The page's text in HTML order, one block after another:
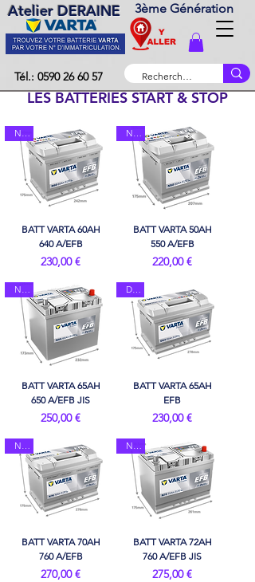
Atelier DERAINE 3ème Génération
Tél.: 0590 26 60 57
LES BATTERIES START & STOP
N60
BATT VARTA 60AH
640 A/EFB
Prix
230,00 €
N50
BATT VARTA 50AH
550 A/EFB
Prix
220,00 €
N65
BATT VARTA 65AH
650 A/EFB JIS
Prix
250,00 €
D54
BATT VARTA 65AH
EFB
Prix
230,00 €
N70
BATT VARTA 70AH
760 A/EFB
Prix
270,00 €
N72
BATT VARTA 72AH
760 A/EFB JIS
Prix
275,00 €